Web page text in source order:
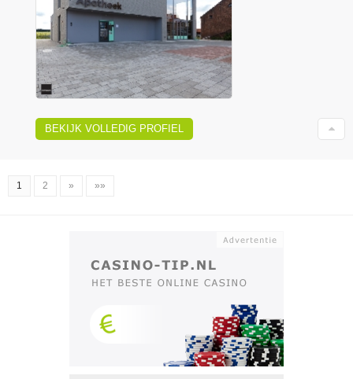
BEKIJK VOLLEDIG PROFIEL
1 2 » »»